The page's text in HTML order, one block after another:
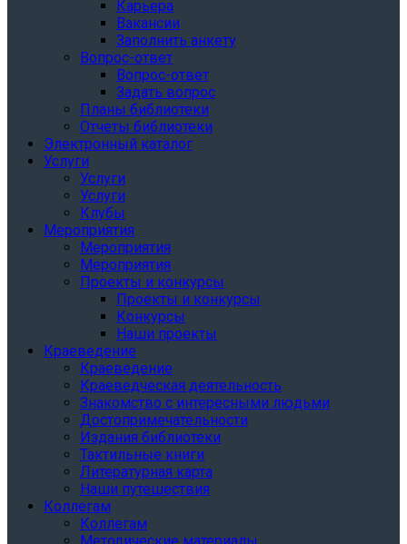
Карьера
Вакансии
Заполнить анкету
Вопрос-ответ
Вопрос-ответ
Задать вопрос
Планы библиотеки
Отчеты библиотеки
Электронный каталог
Услуги
Услуги
Услуги
Клубы
Мероприятия
Мероприятия
Мероприятия
Проекты и конкурсы
Проекты и конкурсы
Конкурсы
Наши проекты
Краеведение
Краеведение
Краеведческая деятельность
Знакомство с интересными людьми
Достопримечательности
Издания библиотеки
Тактильные книги
Литературная карта
Наши путешествия
Коллегам
Коллегам